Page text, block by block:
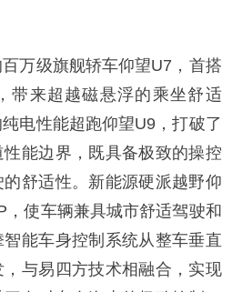
万级旗舰轿车仰望U7，首搭
带来超越磁悬浮的乘坐舒适
电性能超跑仰望U9，打破了
能边界，既具备极致的操控
舒适性。新能源硬派越野仰
，使车辆兼具城市舒适驾驶和
能车身控制系统从整车垂直
与易四方技术相融合，实现